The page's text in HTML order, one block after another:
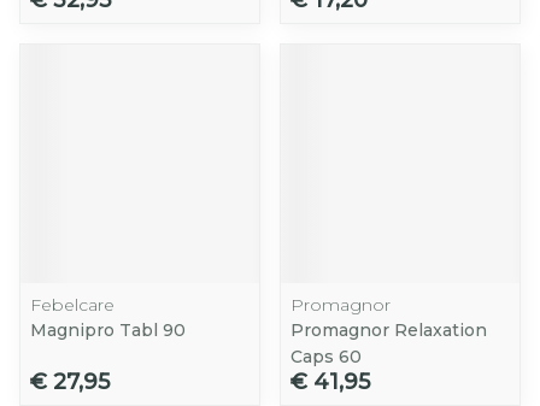
Febelcare
Magnipro Tabl 90
€ 27,95
Promagnor
Promagnor Relaxation
Caps 60
€ 41,95